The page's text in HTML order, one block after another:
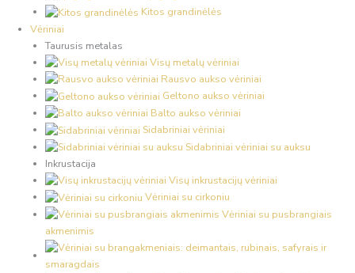
Kitos grandinėlės
Vėriniai
Taurusis metalas
Visų metalų vėriniai
Rausvo aukso vėriniai
Geltono aukso vėriniai
Balto aukso vėriniai
Sidabriniai vėriniai
Sidabriniai vėriniai su auksu
Inkrustacija
Visų inkrustacijų vėriniai
Vėriniai su cirkoniu
Vėriniai su pusbrangiais
akmenimis